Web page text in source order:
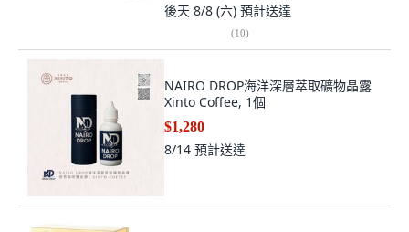
後天 8/8 (六) 預計送達
(10)
NAIRO DROP海洋深層萃取礦物晶露
Xinto Coffee, 1個
$1,280
8/14 預計送達